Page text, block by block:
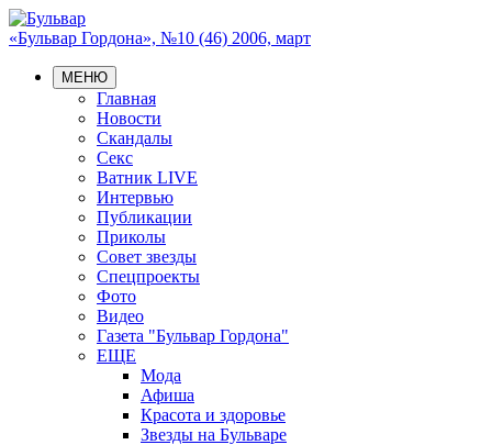
«Бульвар Гордона», №10 (46) 2006, март
МЕНЮ
Главная
Новости
Скандалы
Секс
Ватник LIVE
Интервью
Публикации
Приколы
Совет звезды
Спецпроекты
Фото
Видео
Газета "Бульвар Гордона"
ЕЩЕ
Мода
Афиша
Красота и здоровье
Звезды на Бульваре